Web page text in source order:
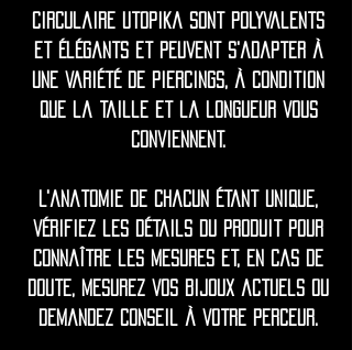
circulaire Utopika sont polyvalents
et élégants et peuvent s'adapter à
une variété de piercings, à condition
que la taille et la longueur vous
conviennent.
L'anatomie de chacun étant unique,
vérifiez les détails du produit pour
connaître les mesures et, en cas de
doute, mesurez vos bijoux actuels ou
demandez conseil à votre perceur.